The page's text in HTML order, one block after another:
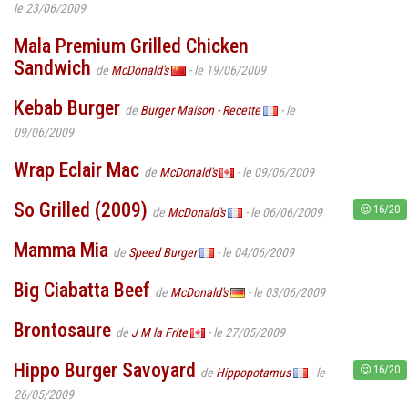
le 23/06/2009
Mala Premium Grilled Chicken
Sandwich de McDonald's - le 19/06/2009
Kebab Burger de Burger Maison - Recette
- le
09/06/2009
Wrap Eclair Mac de McDonald's - le 09/06/2009
So Grilled (2009) de McDonald's - le 06/06/2009 16/20
Mamma Mia de Speed Burger - le 04/06/2009
Big Ciabatta Beef de McDonald's - le 03/06/2009
Brontosaure de J M la Frite - le 27/05/2009
Hippo Burger Savoyard de Hippopotamus
- le
26/05/2009
16/20